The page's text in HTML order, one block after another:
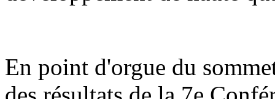
En point d'orgue du